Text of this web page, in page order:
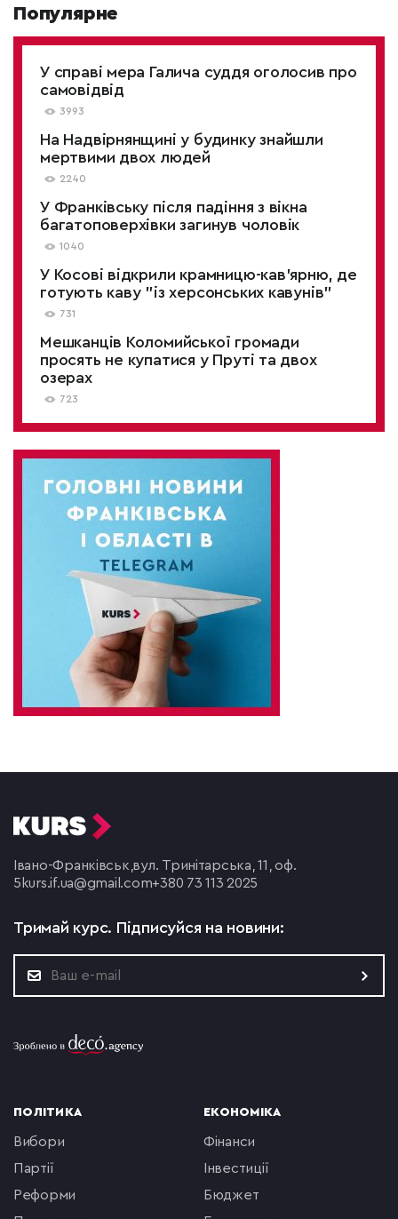
Популярне
У справі мера Галича суддя оголосив про
самовідвід
3993
На Надвірнянщині у будинку знайшли
мертвими двох людей
2240
У Франківську після падіння з вікна
багатоповерхівки загинув чоловік
1040
У Косові відкрили крамницю-кав'ярню, де
готують каву "із херсонських кавунів"
731
Мешканців Коломийської громади
просять не купатися у Пруті та двох
озерах
723
Івано-Франківськ, вул. Тринітарська, 11, оф.
5 kurs.if.ua@gmail.com+380 73 113 2025
Тримай курс. Підписуйся на новини:
ПОЛІТИКА
вибори
партії
реформи
ЕКОНОМІКА
фінанси
інвестиції
бюджет